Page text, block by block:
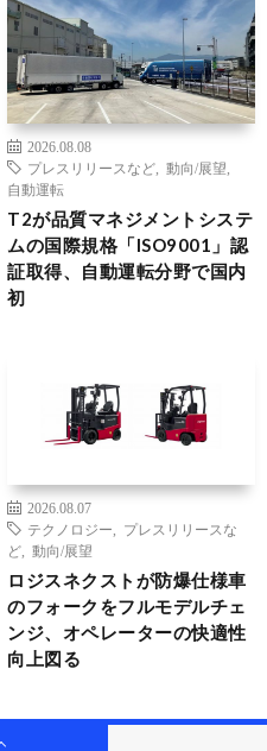
2026.08.08
プレスリリースなど
動向/展望
自動運転
T2が品質マネジメントシステ
ムの国際規格「ISO9001」認
証取得、自動運転分野で国内
初
2026.08.07
テクノロジー
プレスリリースな
ど
動向/展望
ロジスネクストが防爆仕様車
のフォークをフルモデルチェ
ンジ、オペレーターの快適性
向上図る